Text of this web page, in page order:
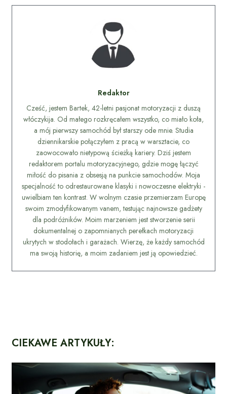
Redaktor
Cześć, jestem Bartek, 42-letni pasjonat motoryzacji z duszą
włóczykija. Od małego rozkręcałem wszystko, co miało koła,
a mój pierwszy samochód był starszy ode mnie. Studia
dziennikarskie połączyłem z pracą w warsztacie, co
zaowocowało nietypową ścieżką kariery. Dziś jestem
redaktorem portalu motoryzacyjnego, gdzie mogę łączyć
miłość do pisania z obsesją na punkcie samochodów. Moja
specjalność to odrestaurowane klasyki i nowoczesne elektryki -
uwielbiam ten kontrast. W wolnym czasie przemierzam Europę
swoim zmodyfikowanym vanem, testując najnowsze gadżety
dla podróżników. Moim marzeniem jest stworzenie serii
dokumentalnej o zapomnianych perełkach motoryzacji
ukrytych w stodołach i garażach. Wierzę, że każdy samochód
ma swoją historię, a moim zadaniem jest ją opowiedzieć.
CIEKAWE ARTYKUŁY: